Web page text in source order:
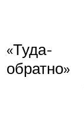
«Туда-
обратно»